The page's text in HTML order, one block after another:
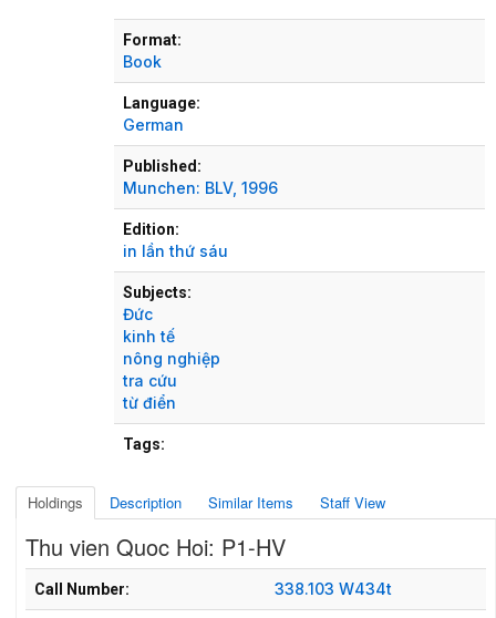
Format:
Book
Language:
German
Published:
Munchen: BLV, 1996
Edition:
in lần thứ sáu
Subjects:
Đức
kinh tế
nông nghiệp
tra cứu
từ điển
Tags:
Holdings Description Similar Items Staff View
Thu vien Quoc Hoi: P1-HV
Call Number: 338.103 W434t